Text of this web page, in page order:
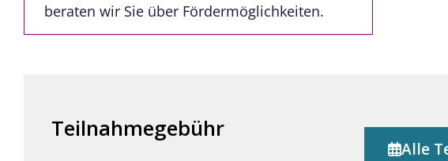
beraten wir Sie über Fördermöglichkeiten.
Teilnahmegebühr
Alle